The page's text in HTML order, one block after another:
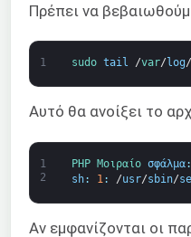
Πρέπει να
1 sudo tail /var/ log/
Αυτό θα ανοίξει το
1
2
PHP Μοιραίο σφάλμα:
sh: 1 : /usr/sbin/
Αν εμφανίζονται οι